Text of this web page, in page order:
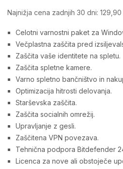
Najnižja cena zadnjih 30 dni: 129,90
Celotni varnostni paket za
Večplastna zaščita pred
Zaščita vaše identitete na spletu.
Zaščita spletne kamere.
Varno spletno bančništvo in
Optimizacija hitrosti delovanja.
Starševska zaščita.
Zaščita socialnih omrežij.
Upravljanje z gesli.
Zaščitena VPN povezava.
Tehnična podpora Bitdefender
Licenca za nove ali obstoječe